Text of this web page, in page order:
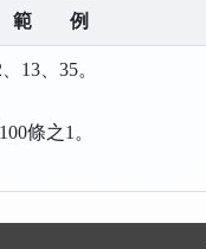
範例
13、35。
條之1。